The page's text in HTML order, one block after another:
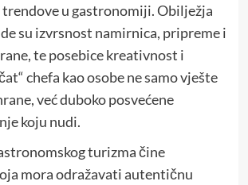
trendove u gastronomiji. Obilježja
su izvrsnost namirnica, pripreme i
te posebice kreativnost i
chefa kao osobe ne samo vješte
već duboko posvećene
koju nudi.
turizma čine
mora odražavati autentičnu